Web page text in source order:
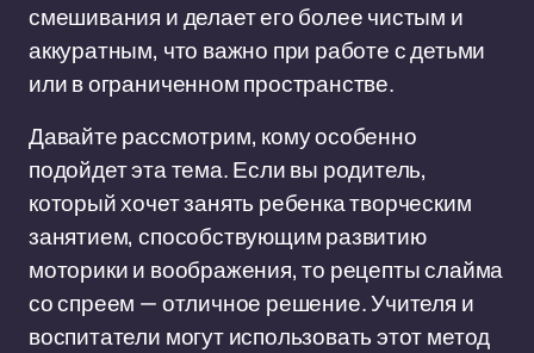
смешивания и делает его более чистым и
аккуратным, что важно при работе с детьми
или в ограниченном пространстве.
Давайте рассмотрим, кому особенно
подойдет эта тема. Если вы родитель,
который хочет занять ребенка творческим
занятием, способствующим развитию
моторики и воображения, то рецепты слайма
со спреем — отличное решение. Учителя и
воспитатели могут использовать этот метод